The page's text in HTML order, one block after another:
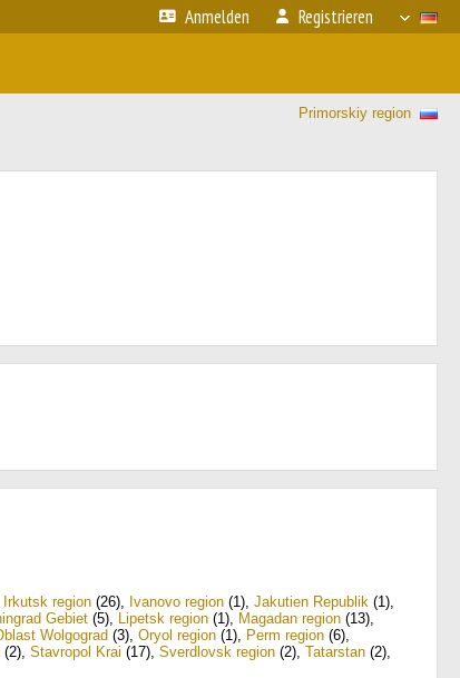
Anmelden Registrieren
Primorskiy region
Irkutsk region (26), Ivanovo region (1), Jakutien Republik (1),
Gebiet (5), Lipetsk region (1), Magadan region (13),
Wolgograd (3), Oryol region (1), Perm region (6),
(2), Stavropol Krai (17), Sverdlovsk region (2), Tatarstan (2),